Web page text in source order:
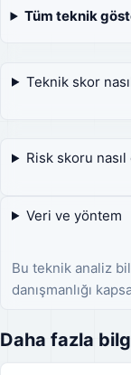
Tüm teknik
Teknik skor
Risk skoru
Veri ve yöntem
Bu teknik analiz
danışmanlığı
Daha fazla